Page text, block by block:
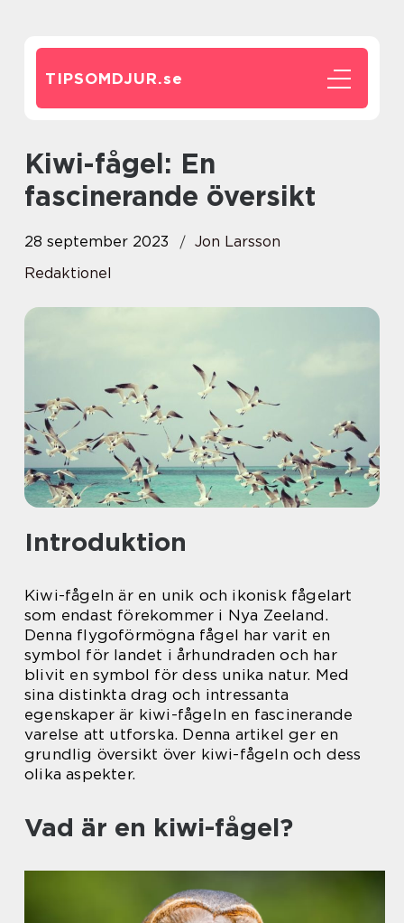
TIPSOMDJUR.se
Kiwi-fågel: En
fascinerande översikt
28 september 2023
Jon Larsson
Redaktionel
Introduktion
Kiwi-fågeln är en unik och ikonisk fågelart
som endast förekommer i Nya Zeeland.
Denna flygoförmögna fågel har varit en
symbol för landet i århundraden och har
blivit en symbol för dess unika natur. Med
sina distinkta drag och intressanta
egenskaper är kiwi-fågeln en fascinerande
varelse att utforska. Denna artikel ger en
grundlig översikt över kiwi-fågeln och dess
olika aspekter.
Vad är en kiwi-fågel?